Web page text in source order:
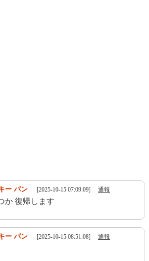
ー パン [2025-10-15 07:09:09] 通報
か 復帰します
ー パン [2025-10-15 08:51:08] 通報